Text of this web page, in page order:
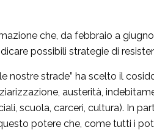
che, da febbraio a
possibili strategie di
strade” ha scelto il
austerità,
scuola, carceri, cultura). In
potere che, come tutti i